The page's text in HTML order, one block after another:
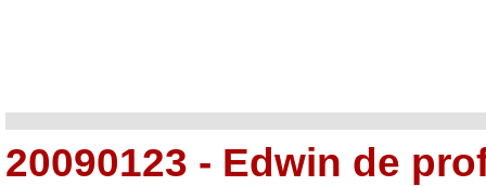
20090123 - Edwin de